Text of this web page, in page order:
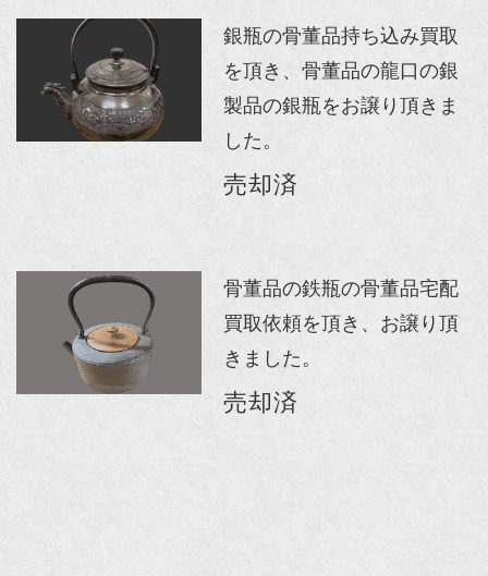
銀瓶の骨董品持ち込み買取
を頂き、骨董品の龍口の銀
製品の銀瓶をお譲り頂きま
した。
売却済
骨董品の鉄瓶の骨董品宅配
買取依頼を頂き、お譲り頂
きました。
売却済